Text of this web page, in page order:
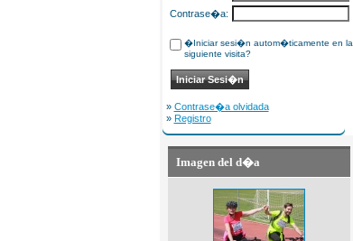
Contrase�a:
�Iniciar sesi�n autom�ticamente en la
siguiente visita?
» Contrase�a olvidada
» Registro
Imagen del d�a